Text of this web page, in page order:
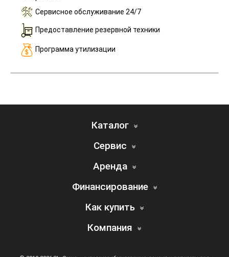
Сервисное обслуживание 24/7
Предоставление резервной техники
Программа утилизации
Каталог
Сервис
Аренда
Финансирование
Как купить
Компания